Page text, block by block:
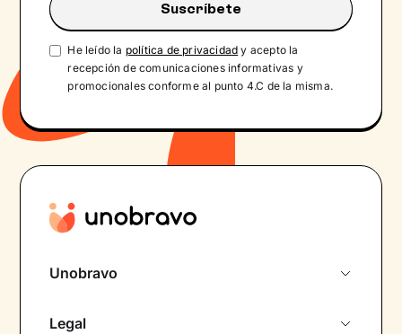
He leído la política de privacidad y acepto la
recepción de comunicaciones informativas y
promocionales conforme al punto 4.C de la misma.
Unobravo
Legal